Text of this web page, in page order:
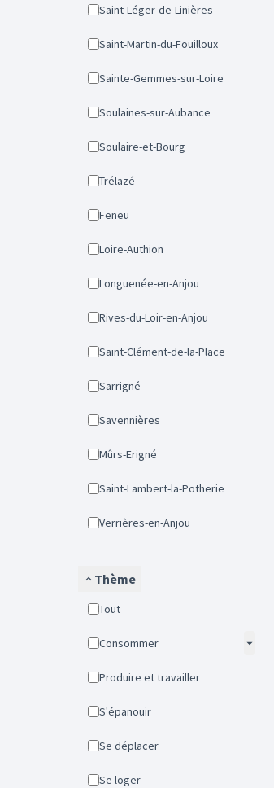
Saint-Léger-de-Linières
Saint-Martin-du-Fouilloux
Sainte-Gemmes-sur-Loire
Soulaines-sur-Aubance
Soulaire-et-Bourg
Trélazé
Feneu
Loire-Authion
Longuenée-en-Anjou
Rives-du-Loir-en-Anjou
Saint-Clément-de-la-Place
Sarrigné
Savennières
Mûrs-Erigné
Saint-Lambert-la-Potherie
Verrières-en-Anjou
Thème
Tout
Consommer
Produire et travailler
S'épanouir
Se déplacer
Se loger